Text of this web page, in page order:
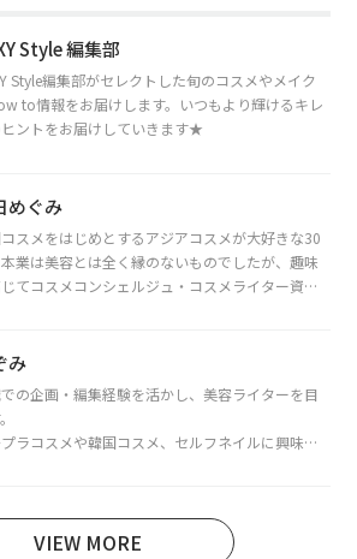
Style 編集部
Style編集部がセレクトした旬のコスメやメイク
to情報をお届けします。いつもより輝けるキレ
ントをお届けしていきます★
めぐみ
スメをはじめとするアジアコスメが大好きな30
業は美容とは全く縁のないものでしたが、趣味
てコスメコンシェルジュ・コスメライター資格
格診断によるイメージコンサルティングも行っ
み
の企画・編集経験を活かし、美容ライターを目
ラコスメや韓国コスメ、セルフネイルに興味が
粧品検定1級保有。
VIEW MORE